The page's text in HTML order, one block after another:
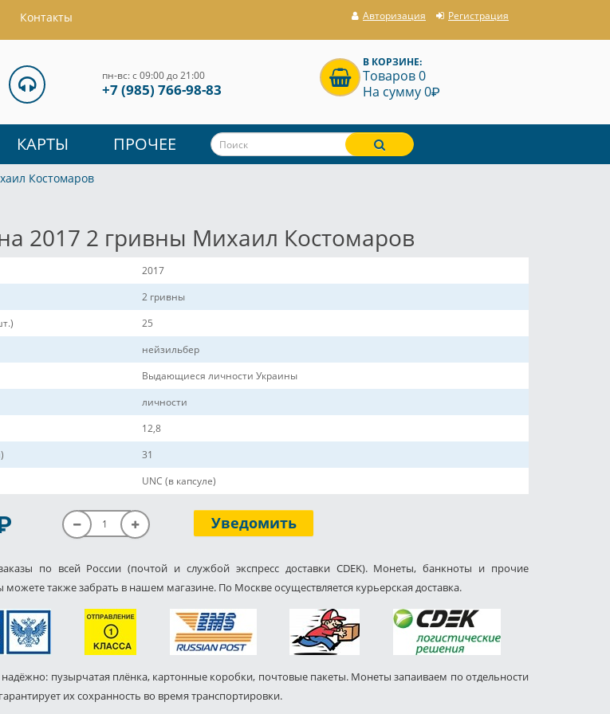
Контакты Авторизация Регистрация
пн-вс: с 09:00 до 21:00
+7 (985) 766-98-83
В КОРЗИНЕ:
Товаров 0
На сумму 0P
КАРТЫ ПРОЧЕЕ
Костомаров
2017 2 гривны Михаил Костомаров
2017
2 гривны
25
нейзильбер
Выдающиеся личности Украины
личности
12,8
31
UNC (в капсуле)
Уведомить
по всей России (почтой и службой экспресс доставки CDEK). Монеты, банкноты и прочие
можете также забрать в нашем магазине. По Москве осуществляется курьерская доставка.
пузырчатая плёнка, картонные коробки, почтовые пакеты. Монеты запаиваем по отдельности
их сохранность во время транспортировки.